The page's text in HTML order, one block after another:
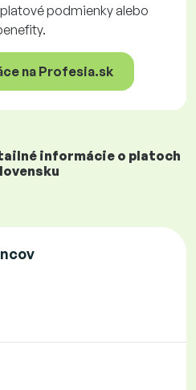
podmienky alebo
na Profesia.sk
informácie o platoch